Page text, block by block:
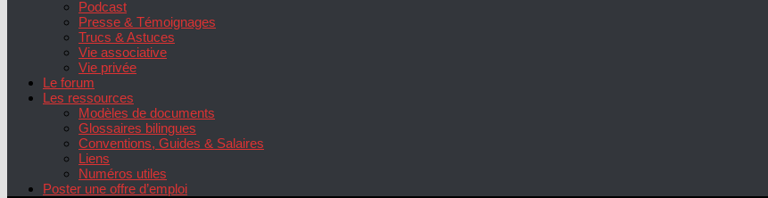
Podcast
Presse & Témoignages
Trucs & Astuces
Vie associative
Vie privée
Le forum
Les ressources
Modèles de documents
Glossaires bilingues
Conventions, Guides & Salaires
Liens
Numéros utiles
Poster une offre d’emploi